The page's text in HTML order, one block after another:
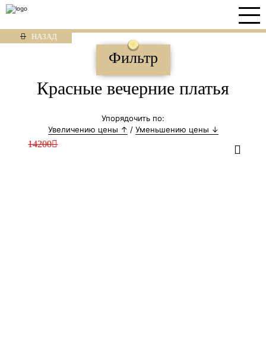
НАЗАД
Фильтр
Красные вечерние платья
Упорядочить по:
Увеличению цены ↑ / Уменьшению цены ↓
14200 Lora